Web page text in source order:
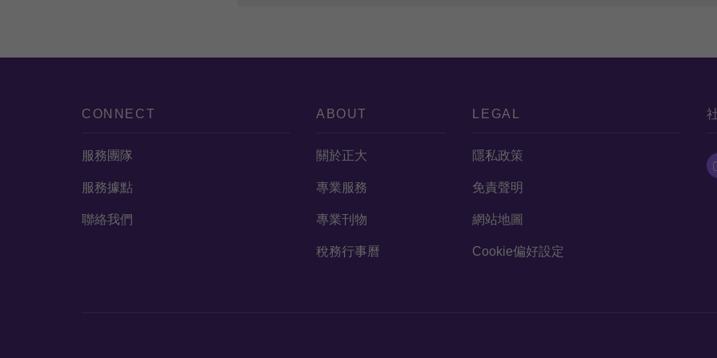
CONNECT
服務團隊
服務據點
聯絡我們
ABOUT
關於正大
專業服務
專業刊物
稅務行事曆
LEGAL
隱私政策
免責聲明
網站地圖
Cookie偏好設定